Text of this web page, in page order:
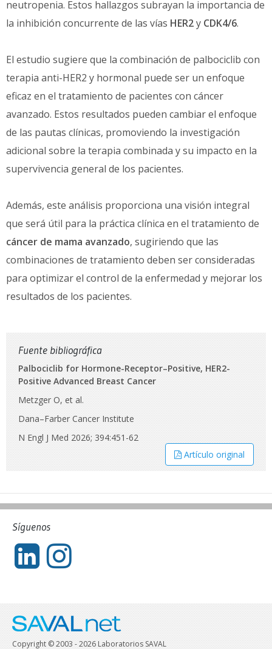
neutropenia. Estos hallazgos subrayan la importancia de
la inhibición concurrente de las vías HER2y CDK4/6.
El estudio sugiere que la combinación de palbociclib con
terapia anti-HER2 y hormonal puede ser un enfoque
eficaz en el tratamiento de pacientes con cáncer
avanzado. Estos resultados pueden cambiar el enfoque
de las pautas clínicas, promoviendo la investigación
adicional sobre la terapia combinada y su impacto en la
supervivencia general de los pacientes.
Además, este análisis proporciona una visión integral
que será útil para la práctica clínica en el tratamiento de
cáncer de mama avanzado, sugiriendo que las
combinaciones de tratamiento deben ser consideradas
para optimizar el control de la enfermedad y mejorar los
resultados de los pacientes.
Fuente bibliográfica
Palbociclib for Hormone-Receptor–Positive, HER2-
Positive Advanced Breast Cancer
Metzger O, et al.
Dana–Farber Cancer Institute
N Engl J Med 2026; 394:451-62
Artículo original
Síguenos
Copyright © 2003 - 2026 Laboratorios SAVAL